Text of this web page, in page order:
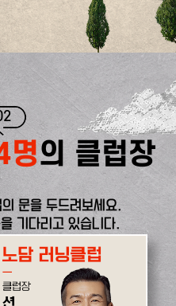
명의 클럽장
문을 두드려보세요.
기다리고 있습니다.